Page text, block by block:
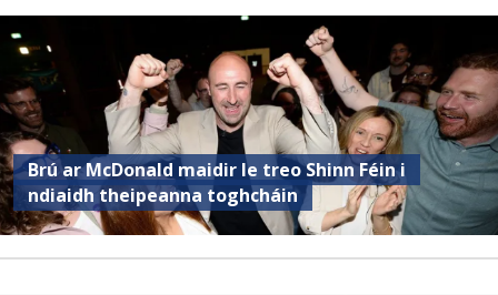
Brú ar McDonald maidir le treo Shinn Féin i
ndiaidh theipeanna toghcháin